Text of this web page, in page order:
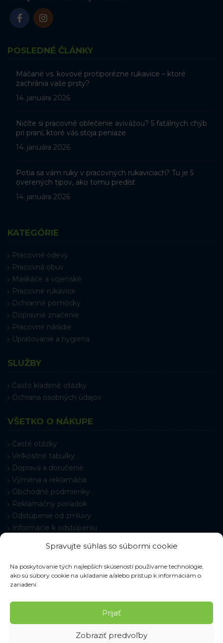
Spravujte súhlas so súbormi cookie
Na poskytovanie tých najlepších skúseností používame technológie,
ako sú súbory cookie na ukladanie a/alebo prístup k informáciám o
zariadení.
Prijať
Zobraziť predvoľby
POSLEDNÉ ČLÁNKY
Máčané vs. kovové protiporézne rukavice – ktoré
zachránia vaše prsty?
14. januára 2026
Ničíte si pracovné oblečenie avivážou? 5 fatálnych chýb
pri praní, ktoré vás stoja peniaze
14. januára 2026
Potia sa vám ruky v pracovných rukaviciach? Tu je 5
overených tipov, ako tomu predísť
14. januára 2026
KATEGÓRIE
Pracovné odevy
Pracovná obuv
Maskáče a vojenské
Pracovné rukavice
Ochranné pomôcky
Dopravné značenie
Pracovné náradie
Upratovanie a hygiena
SLUŽBY
Často kladené otázky
Ochrana osobných údajov
VŠETKO O NÁKUPE
Časté otázky
Veľkostné tabuľky
Doprava a doručenie
Výmena a reklamácia
Obchodné podmienky
Reklamačný poriadok
Odstúpenie od zmluvy
Informácie k odstúpeniu
Nastavenie cookies
© 2026 Pracovné odevy ZIKO s. r. o., všetky práva vyhradené.